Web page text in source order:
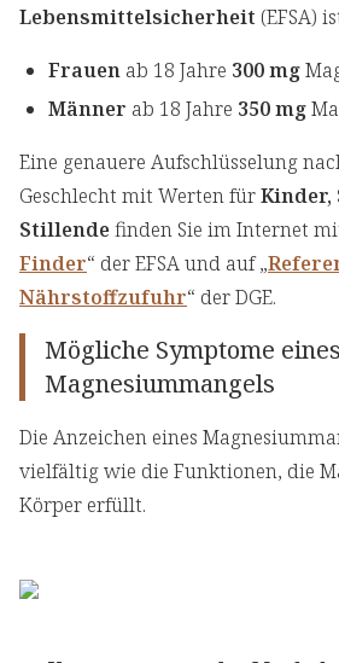
Lebensmittelsicherheit (EFSA)
Frauen ab 18 Jahre 300 mg
Männer ab 18 Jahre 350 mg
Eine genauere Aufschlüsselung
Geschlecht mit Werten fürKinder,
Stillendefinden Sie im Internet
Finder“ der EFSA und auf „
Nährstoffzufuhr“ der DGE.
Mögliche Symptome eines
Magnesiummangels
Die Anzeichen eines
vielfältig wie die Funktionen, die
Körper erfüllt.